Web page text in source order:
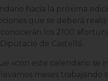
hacia la próxima
que se deberá
conocerán los 2100
de Castelló.
«con este calendario se
meses